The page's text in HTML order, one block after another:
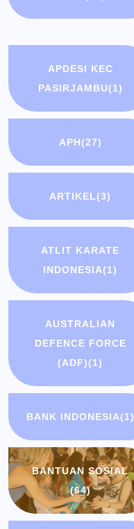
APDESI KEC
PASIRJAMBU(1)
APH(27)
ARTIKEL(3)
ATLIT KARATE
INDONESIA(1)
AUSTRALIAN
DEFENCE FORCE
(ADF)(1)
BANK INDONESIA(1)
BANTUAN SOSIAL
(64)